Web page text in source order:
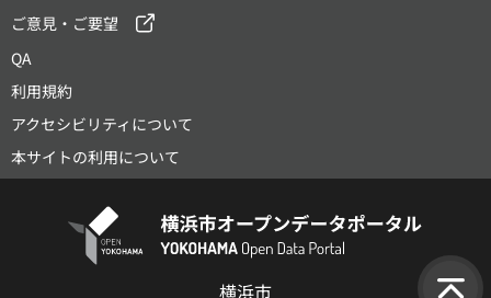
ご意見・ご要望
QA
利用規約
アクセシビリティについて
本サイトの利用について
横浜市